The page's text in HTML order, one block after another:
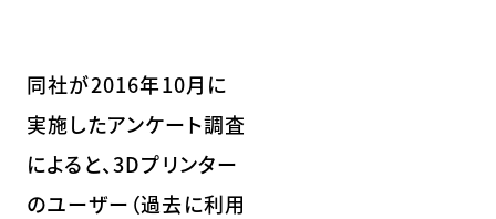
同社が2016年10月に
実施したアンケート調査
によると、3Dプリンター
のユーザー（過去に利用